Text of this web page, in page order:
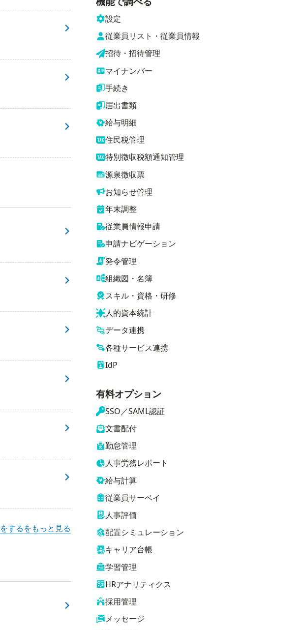
するをもっと見る
設定
従業員リスト・従業員情報
招待・招待管理
マイナンバー
手続き
届出書類
給与明細
住民税管理
特別徴収税額通知管理
源泉徴収票
お知らせ管理
年末調整
従業員情報申請
申請ナビゲーション
発令管理
組織図・名簿
スキル・資格・研修
人的資本統計
データ連携
各種サービス連携
IdP
有料オプション
SSO／SAML認証
文書配付
勤怠管理
人事労務レポート
給与計算
従業員サーベイ
人事評価
配置シミュレーション
キャリア台帳
学習管理
HRアナリティクス
採用管理
メッセージ